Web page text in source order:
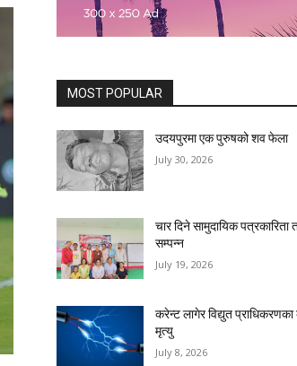
MOST POPULAR
उदयपुरमा एक पुरुषको शव फेला
July 30, 2026
चार दिने सामुदायिक पत्रकारिता
सम्पन्न
July 19, 2026
करेन्ट लागेर विद्युत प्राधिकरणका
मृत्यु
July 8, 2026